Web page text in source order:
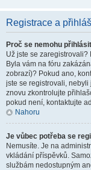
Registrace a
Proč se nemohu
Už jste se
Byla vám na fóru
zobrazí)? Pokud ano,
jste se registrovali,
znovu zkontrolujte
pokud není, kontaktujte
Nahoru
Je vůbec potřeba se
Nemusíte. Je na
vkládání příspěvků.
službám nedostupným